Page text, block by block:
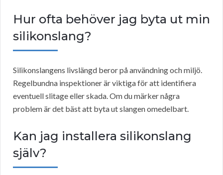
Hur ofta behöver jag byta ut min
silikonslang?
Silikonslangens livslängd beror på användning och miljö.
Regelbundna inspektioner är viktiga för att identifiera
eventuell slitage eller skada. Om du märker några
problem är det bäst att byta ut slangen omedelbart.
Kan jag installera silikonslang
själv?